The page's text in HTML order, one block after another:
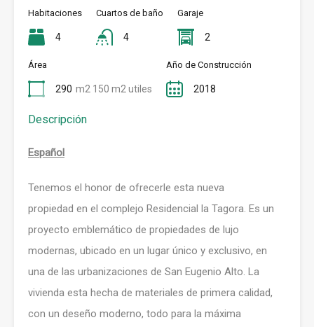
Habitaciones
4
Cuartos de baño
4
Garaje
2
Área
290 m2 150 m2 utiles
Año de Construcción
2018
Descripción
Español
Tenemos el honor de ofrecerle esta nueva
propiedad en el complejo Residencial la Tagora. Es un
proyecto emblemático de propiedades de lujo
modernas, ubicado en un lugar único y exclusivo, en
una de las urbanizaciones de San Eugenio Alto. La
vivienda esta hecha de materiales de primera calidad,
con un deseño moderno, todo para la máxima